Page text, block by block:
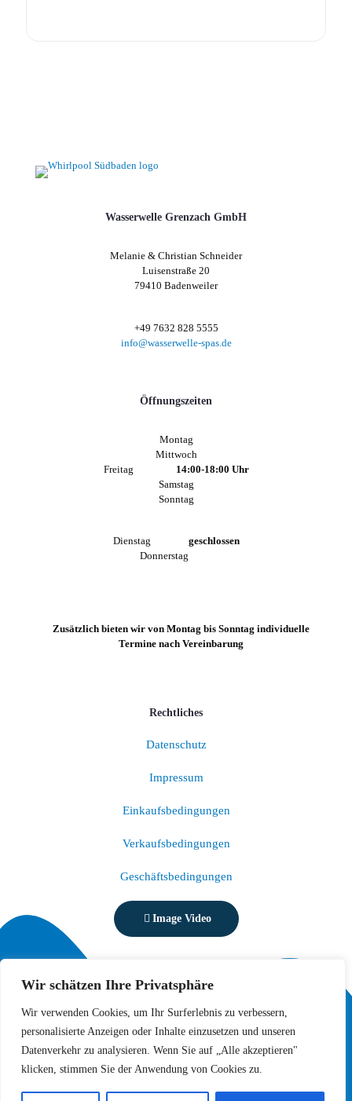
Wir schätzen Ihre Privatsphäre
Wir verwenden Cookies, um Ihr Surferlebnis zu verbessern,
personalisierte Anzeigen oder Inhalte einzusetzen und unseren
Datenverkehr zu analysieren. Wenn Sie auf „Alle akzeptieren"
klicken, stimmen Sie der Anwendung von Cookies zu.
Wasserwelle Grenzach GmbH
Melanie & Christian Schneider
Luisenstraße 20
79410 Badenweiler
+49 7632 828 5555
info@wasserwelle-spas.de
Öffnungszeiten
Montag
Mittwoch
Freitag 14:00-18:00 Uhr
Samstag
Sonntag
Dienstag geschlossen
Donnerstag
Zusätzlich bieten wir von Montag bis Sonntag individuelle
Termine nach Vereinbarung
Rechtliches
Datenschutz
Impressum
Einkaufsbedingungen
Verkaufsbedingungen
Geschäftsbedingungen
Image Video
© Copyright 2026 Wasserwelle Grenzach GmbH
Alle Rechte vorbehalten.